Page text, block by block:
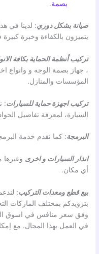
بصمة.
صيانة بشكل دوري: لدينا في
يتميزون بالكفاءة وخبرة كبيرة
تركيب أنظمة الحماية بكافة
، جهاز بصمة الوجه و وانواع
المؤسسات والمنازل.
تركيب اجهزة حماية للسيارات:
السيارة، لمعرفة تفاصيل
البرمجة: كما نقدم خدمة
انذار السيارات و اخرى وغيرها
أي مكان.
بيع قطع ومعدات التركيب:
بتزويدكم بمختلف الماركات
وفق سعر منافس في اسوق
في العمل بهذا المجال. مع